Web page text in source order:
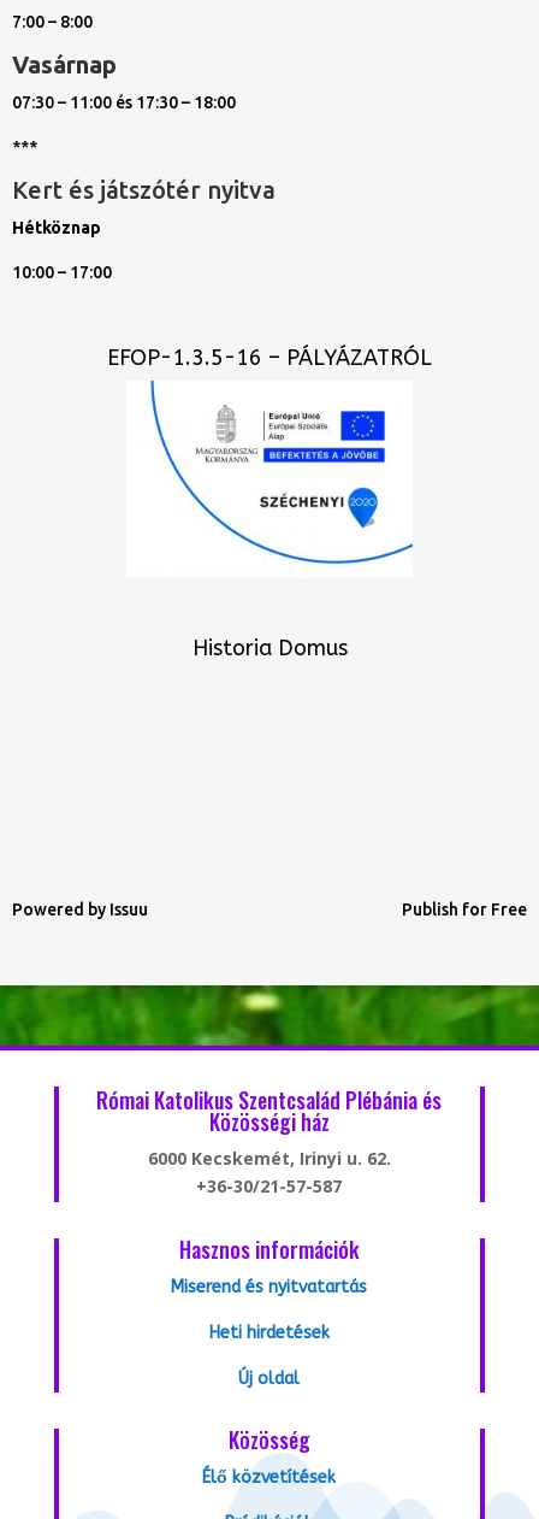
7:00 – 8:00
Vasárnap
07:30 – 11:00 és 17:30 – 18:00
***
Kert és játszótér nyitva
Hétköznap
10:00 – 17:00
EFOP-1.3.5-16 – PÁLYÁZATRÓL
Historia Domus
Powered by Issuu Publish for Free
Római Katolikus Szentcsalád Plébánia és
Közösségi ház
6000 Kecskemét, Irinyi u. 62.
+36-30/21-57-587
Hasznos információk
Miserend és nyitvatartás
Heti hirdetések
Új oldal
Közösség
Élő közvetítések